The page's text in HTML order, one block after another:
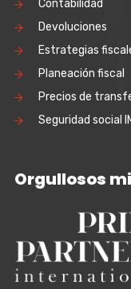
Contabilidad
Devoluciones
Estrategias
Planeación fiscal
Precios de
Seguridad social
Orgullosos